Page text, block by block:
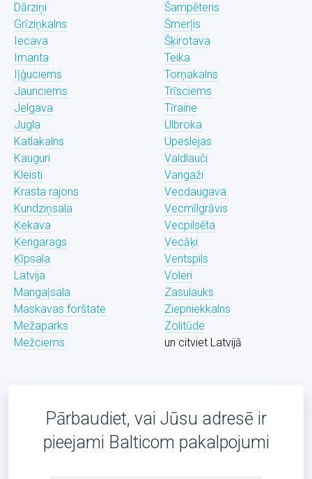
Dārziņi
Grīziņkalns
Iecava
Imanta
Iļģuciems
Jaunciems
Jelgava
Jugla
Katlakalns
Kauguri
Kleisti
Krasta rajons
Kundziņsala
Ķekava
Ķengarags
Ķīpsala
Latvija
Mangaļsala
Maskavas forštate
Mežaparks
Mežciems
Šampēteris
Šmerļis
Šķirotava
Teika
Torņakalns
Trīsciems
Tīraine
Ulbroka
Upeslejas
Valdlauči
Vangaži
Vecdaugava
Vecmīlgrāvis
Vecpilsēta
Vecāķi
Ventspils
Voleri
Zasulauks
Ziepniekkalns
Zolitūde
un citviet Latvijā
Pārbaudiet, vai Jūsu adresē ir
pieejami Balticom pakalpojumi